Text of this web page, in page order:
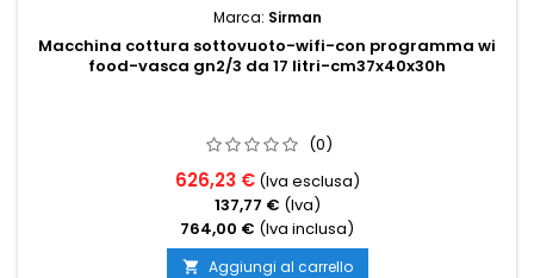
Marca: Sirman
Macchina cottura sottovuoto-wifi-con programma wi
food-vasca gn2/3 da 17 litri-cm37x40x30h
(0)
626,23 € (Iva esclusa)
137,77 € (Iva)
764,00 € (Iva inclusa)
 Aggiungi al carrello